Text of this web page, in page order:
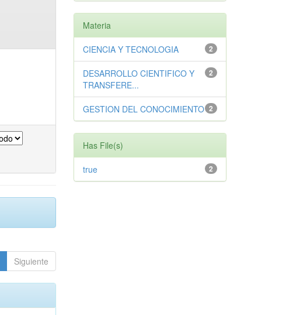
Siguiente
Materia
2
CIENCIA Y TECNOLOGIA
2
DESARROLLO CIENTIFICO Y
TRANSFERE...
2
GESTION DEL CONOCIMIENTO
Has File(s)
2
true